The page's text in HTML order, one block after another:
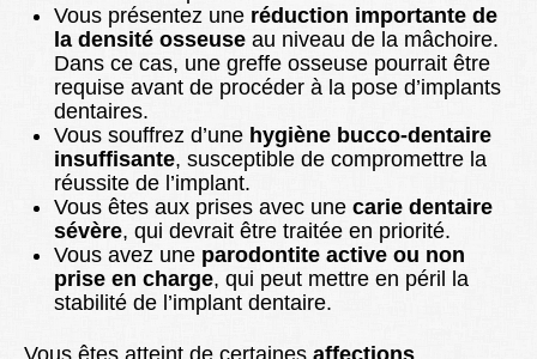
Vous présentez une réduction importante de
la densité osseuse au niveau de la mâchoire.
Dans ce cas, une greffe osseuse pourrait être
requise avant de procéder à la pose d’implants
dentaires.
Vous souffrez d’une hygiène bucco-dentaire
insuffisante, susceptible de compromettre la
réussite de l’implant.
Vous êtes aux prises avec une carie dentaire
sévère, qui devrait être traitée en priorité.
Vous avez une parodontite active ou non
prise en charge, qui peut mettre en péril la
stabilité de l’implant dentaire.
Vous êtes atteint de certaines affections